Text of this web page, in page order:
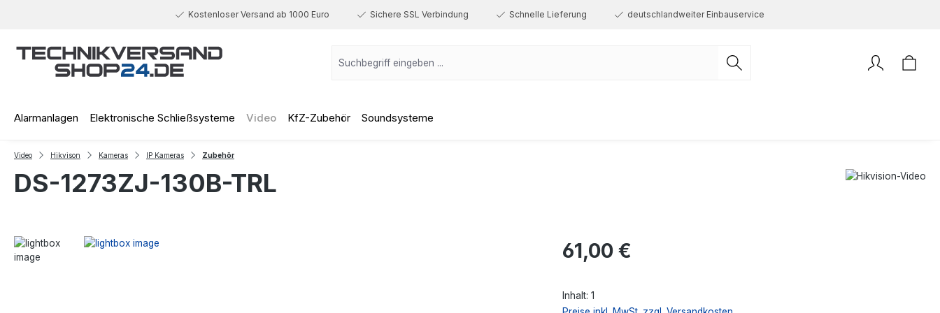
Kostenloser Versand ab 1000 Euro Sichere SSL Verbindung Schnelle Lieferung deutschlandweiter Einbauservice
Alarmanlagen Elektronische Schließsysteme Video KfZ-Zubehör Soundsysteme
Video Hikvison Kameras IP Kameras Zubehör
DS-1273ZJ-130B-TRL
Regulärer Preis:
61,00 €
Inhalt: 1